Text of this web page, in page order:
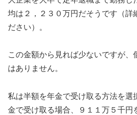
均は２，２３０万円だそうです（詳
ださい）。
この金額から見れば少ないですが、
はありません。
私は半額を年金で受け取る方法を選
金で受け取る場合、９１１万５千円